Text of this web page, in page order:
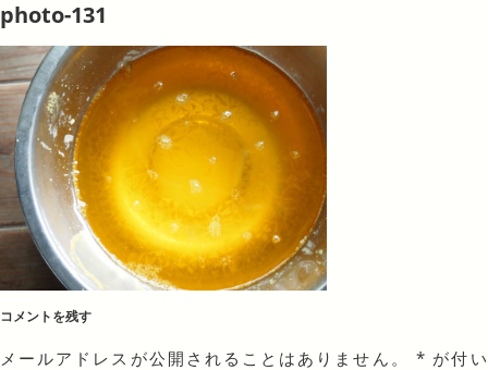
photo-131
コメントを残す
メールアドレスが公開されることはありません。 * が付い